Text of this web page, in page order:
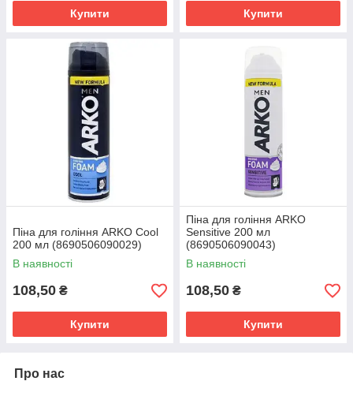
Купити Купити
Піна для гоління ARKO Cool
200 мл (8690506090029)
В наявності
108,50 ₴
Купити
Піна для гоління ARKO
Sensitive 200 мл
(8690506090043)
В наявності
108,50 ₴
Купити
Про нас